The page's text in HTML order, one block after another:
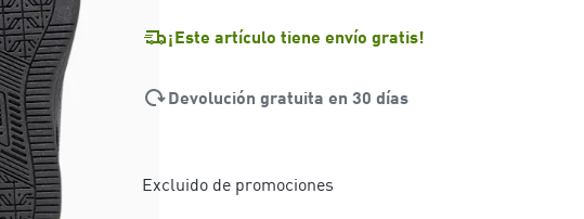
¡Este artículo tiene envío gratis!
Devolución gratuita en 30 días
Excluido de promociones